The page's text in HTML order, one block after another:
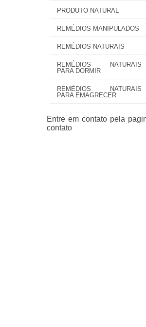
PRODUTO NATURAL
REMÉDIOS MANIPULADOS
REMÉDIOS NATURAIS
REMÉDIOS NATURAIS
PARA DORMIR
REMÉDIOS NATURAIS
PARA EMAGRECER